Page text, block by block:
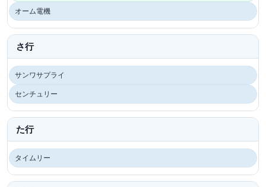
オーム電機
さ行
サンワサプライ
センチュリー
た行
タイムリー